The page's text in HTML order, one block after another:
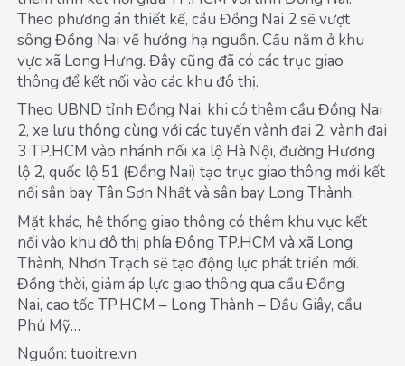
Theo phương án thiết kế, cầu Đồng Nai 2 sẽ vượt
sông Đồng Nai về hướng hạ nguồn. Cầu nằm ở khu
vực xã Long Hưng. Đây cũng đã có các trục giao
thông để kết nối vào các khu đô thị.
Theo UBND tỉnh Đồng Nai, khi có thêm cầu Đồng Nai
2, xe lưu thông cùng với các tuyến vành đai 2, vành đai
3 TP.HCM vào nhánh nối xa lộ Hà Nội, đường Hương
lộ 2, quốc lộ 51 (Đồng Nai) tạo trục giao thông mới kết
nối sân bay Tân Sơn Nhất và sân bay Long Thành.
Mặt khác, hệ thống giao thông có thêm khu vực kết
nối vào khu đô thị phía Đông TP.HCM và xã Long
Thành, Nhơn Trạch sẽ tạo động lực phát triển mới.
Đồng thời, giảm áp lực giao thông qua cầu Đồng
Nai, cao tốc TP.HCM – Long Thành – Dầu Giây, cầu
Phú Mỹ…
Nguồn: tuoitre.vn